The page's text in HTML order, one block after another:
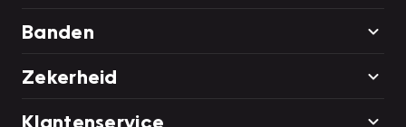
Banden
Zekerheid
Klantenservice